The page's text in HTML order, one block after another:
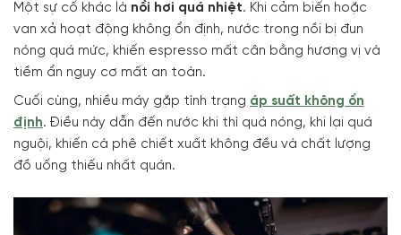
Một sự cố khác là nồi hơi quá nhiệt. Khi cảm biến hoặc
van xả hoạt động không ổn định, nước trong nồi bị đun
nóng quá mức, khiến espresso mất cân bằng hương vị và
tiềm ẩn nguy cơ mất an toàn.
Cuối cùng, nhiều máy gặp tình trạng áp suất không ổn
định. Điều này dẫn đến nước khi thì quá nóng, khi lại quá
nguội, khiến cà phê chiết xuất không đều và chất lượng
đồ uống thiếu nhất quán.